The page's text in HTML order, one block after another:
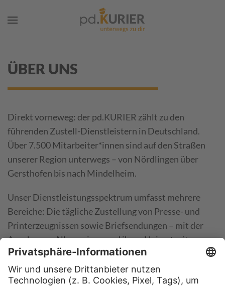
Zum Hauptinhalt springen
ÜBER UNS
Direkt vorneweg: der pd.KURIER zählt zu den
führenden Zustell-Dienstleistern in Deutschland.
Über 7.500 Mitarbeiter*innen sind auf den Straßen
unserer Region unterwegs – von Nördlingen über
Gersthofen bis nach Mindelheim.
Unser Dienstleistungsspektrum umfasst mehrere
Bereiche: Die tägliche Zustellung von Presse- und
Printerzeugnissen sowie Briefsendungen – mit der
Augsburger Allgemeinen und ihren Heimatzeitungen
als Kernzustellprodukte. Zugestellt werden parallel
auch Wochenzeitungen und Pakete.